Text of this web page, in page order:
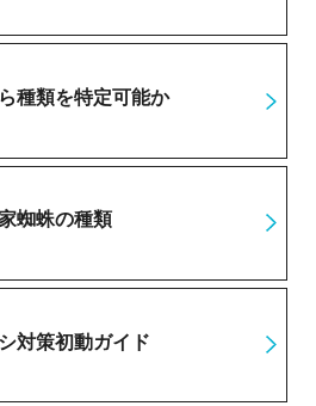
種類を特定可能か
蜘蛛の種類
対策初動ガイド